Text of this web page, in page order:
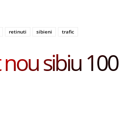
retinuti sibieni trafic
sibiu 100